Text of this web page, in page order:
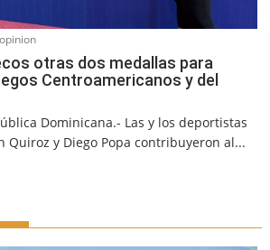
otras dos medallas para
Centroamericanos y del
Dominicana.- Las y los deportistas
Quiroz y Diego Popa contribuyeron al...